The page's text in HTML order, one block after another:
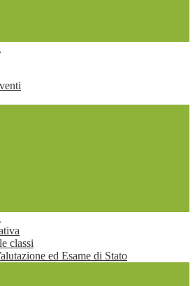
classi
ed Esame di Stato